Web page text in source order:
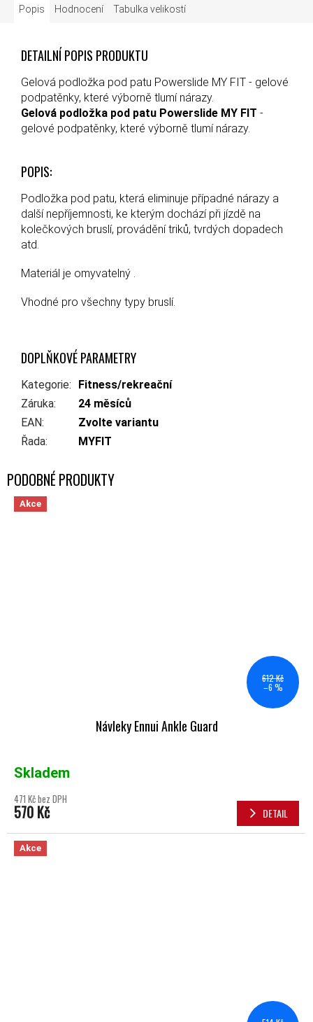
Popis Hodnocení Tabulka velikostí
DETAILNÍ POPIS PRODUKTU
Gelová podložka pod patu Powerslide MY FIT - gelové
podpatěnky, které výborně tlumí nárazy.
Gelová podložka pod patu Powerslide MY FIT -
gelové podpatěnky, které výborně tlumí nárazy.
POPIS:
Podložka pod patu, která eliminuje případné nárazy a
další nepříjemnosti, ke kterým dochází při jízdě na
kolečkových bruslí, provádění triků, tvrdých dopadech
atd.
Materiál je omyvatelný .
Vhodné pro všechny typy bruslí.
DOPLŇKOVÉ PARAMETRY
Kategorie:
Fitness/rekreační
Záruka:
24 měsíců
EAN:
Zvolte variantu
Řada: MYFIT
Akce
612 Kč
–6 %
Návleky Ennui Ankle Guard
Skladem
471 Kč bez DPH
570 Kč DETAIL
Akce